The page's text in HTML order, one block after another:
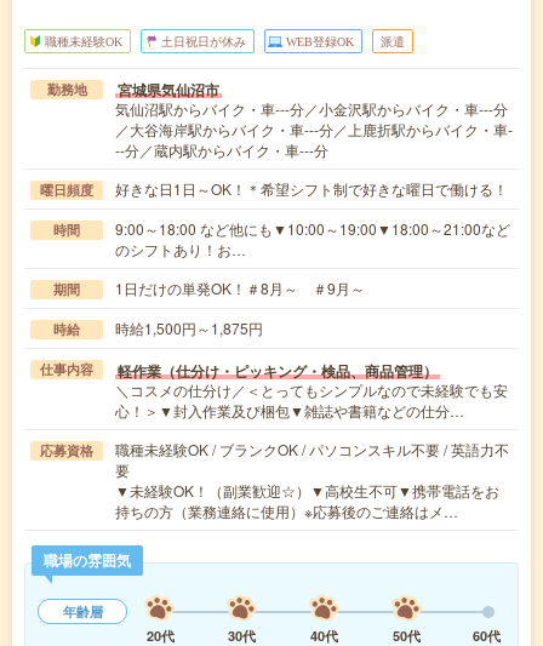
職種未経験OK 土日祝日が休み WEB登録OK 派遣
勤務地 宮城県気仙沼市
気仙沼駅からバイク・車---分／小金沢駅からバイク・車---分
／大谷海岸駅からバイク・車---分／上鹿折駅からバイク・車-
--分／蔵内駅からバイク・車---分
曜日頻度 好きな日1日～OK！＊希望シフト制で好きな曜日で働ける！
時間
9:00～18:00 など他にも▼10:00～19:00▼18:00～21:00など
のシフトあり！お…
期間 1日だけの単発OK！＃8月～ ＃9月～
時給 時給1,500円～1,875円
仕事内容 軽作業（仕分け・ピッキング・検品、商品管理）
＼コスメの仕分け／＜とってもシンプルなので未経験でも安
心！＞▼封入作業及び梱包▼雑誌や書籍などの仕分…
応募資格
職種未経験OK / ブランクOK / パソコンスキル不要 / 英語力不
要
▼未経験OK！（副業歓迎☆）▼高校生不可▼携帯電話をお
持ちの方（業務連絡に使用）※応募後のご連絡はメ…
職場の雰囲気
年齢層
20代
30代 40代 50代 60代